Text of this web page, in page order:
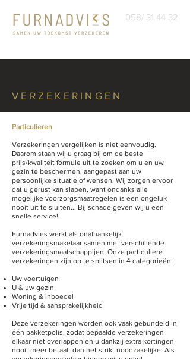
058/ 31 44 32
VERZEKERINGEN
Particulieren
Verzekeringen vergelijken is niet eenvoudig.
Daarom staan wij u graag bij om de beste
prijs/kwaliteit formule uit te zoeken om u en uw
gezin te beschermen, aangepast aan uw
persoonlijke situatie of wensen. Wij zorgen ervoor
dat u gerust kan slapen, want ondanks alle
mogelijke voorzorgsmaatregelen is een ongeluk
nooit uit te sluiten... Bij schade geven wij u een
snelle service!
Furnadvies werkt als onafhankelijk
verzekeringsmakelaar samen met verschillende
verzekeringsmaatschappijen. Onze particuliere
verzekeringen zijn op te splitsen in 4 categorieën:
Uw voertuigen
U & uw gezin
Woning & inboedel
Vrije tijd & aansprakelijkheid
Deze verzekeringen worden ook vaak gebundeld in
één pakketpolis, zodat bepaalde verzekeringen
elkaar niet overlappen en u dankzij extra kortingen
nooit meer betaalt dan het strikt noodzakelijke. Als